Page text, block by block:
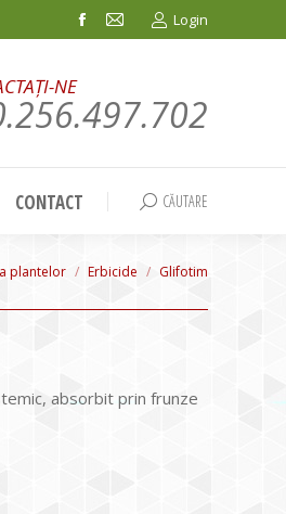
Facebook
in
window
Mail
in
window
Login
NE
CONTACT Search:
CĂUTARE
plantelor Erbicide Glifotim
absorbit prin frunze